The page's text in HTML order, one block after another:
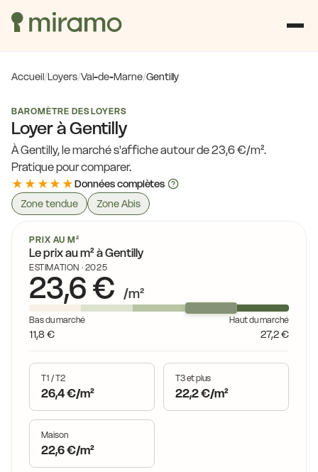
Accueil/Loyers/Val-de-Marne/Gentilly
BAROMÈTRE DES LOYERS
Loyer à Gentilly
À Gentilly, le marché s'affiche autour de 23,6 €/m².
Pratique pour comparer.
★★★★★Données complètes
Zone tendue
Zone Abis
PRIX AU M²
Le prix au m² à Gentilly
ESTIMATION · 2025
23,6 € /m²
Bas du marché
11,8 €
Haut du marché
27,2 €
T1 / T2
26,4 €/m²
T3 et plus
22,2 €/m²
Maison
22,6 €/m²